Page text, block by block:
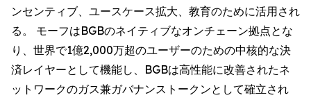
ンセンティブ、ユースケース拡大、教育のために活用され
る。 モーフはBGBのネイティブなオンチェーン拠点とな
り、世界で1億2,000万超のユーザーのための中核的な決
済レイヤーとして機能し、BGBは高性能に改善されたネ
ットワークのガス兼ガバナンストークンとして確立され